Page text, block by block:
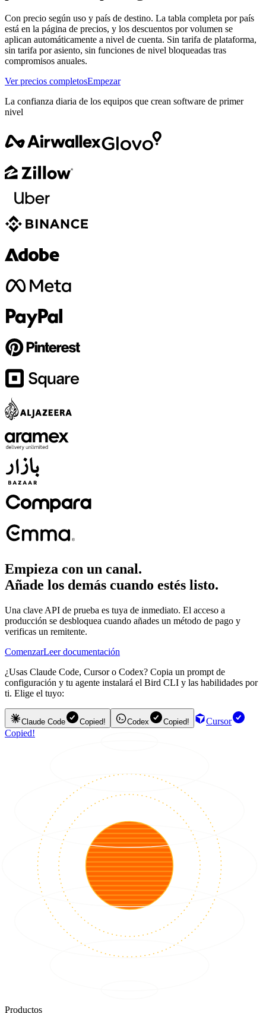
Con precio según uso y país de destino. La tabla completa por país
está en la página de precios, y los descuentos por volumen se
aplican automáticamente a nivel de cuenta. Sin tarifa de plataforma,
sin tarifa por asiento, sin funciones de nivel bloqueadas tras
compromisos anuales.
Ver precios completosEmpezar
La confianza diaria de los equipos que crean software de primer
nivel
Empieza con un canal.
Añade los demás cuando estés listo.
Una clave API de prueba es tuya de inmediato. El acceso a
producción se desbloquea cuando añades un método de pago y
verificas un remitente.
ComenzarLeer documentación
¿Usas Claude Code, Cursor o Codex? Copia un prompt de
configuración y tu agente instalará el Bird CLI y las habilidades por
ti. Elige el tuyo:
Claude Code Copied! Codex Copied!
Cursor
Copied!
Productos